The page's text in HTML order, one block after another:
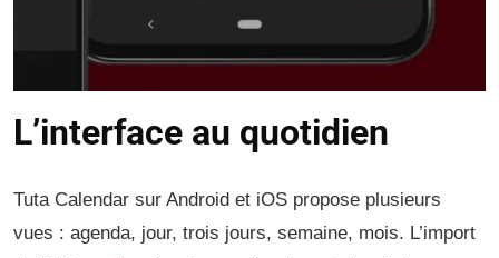
L’interface au quotidien
Tuta Calendar sur Android et iOS propose plusieurs
vues : agenda, jour, trois jours, semaine, mois. L’import